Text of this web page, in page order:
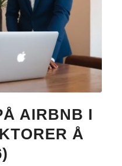
AIRBNB I
Å